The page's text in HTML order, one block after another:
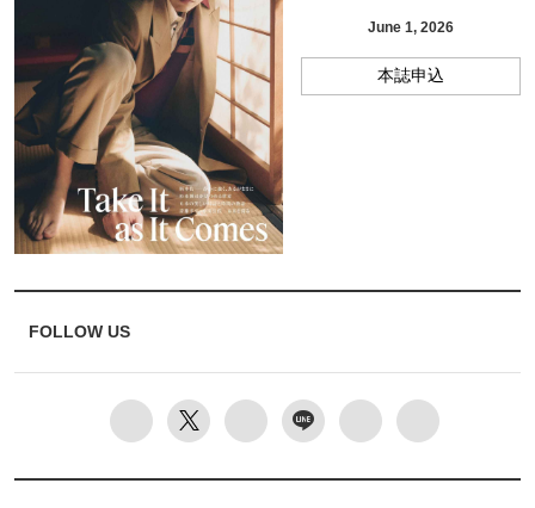
June 1, 2026
本誌申込
FOLLOW US